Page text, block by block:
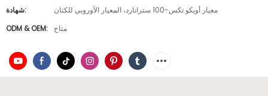
شهادة:
معيار أويكو تكس-100 سترانارد، المعيار الأوروبي للكتان
ODM & OEM:
متاح